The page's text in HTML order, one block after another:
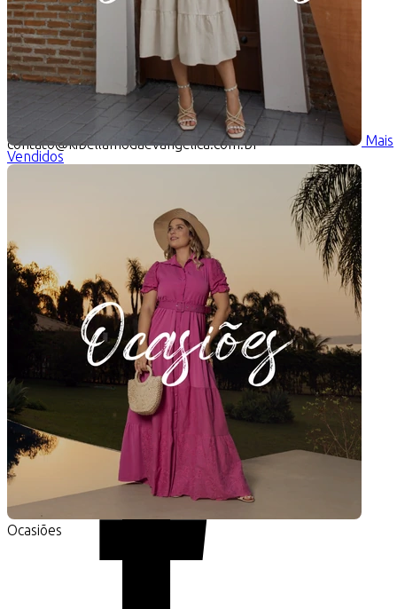
Mais
Vendidos
Ocasiões
contato@kibellamodaevangelica.com.br
Institucional
Política de Troca e Devolução
Contato
Minha Conta
Meus Dados
Meus Pedidos
Lista Desejos
Rastrear Pedidos
Siga-nos